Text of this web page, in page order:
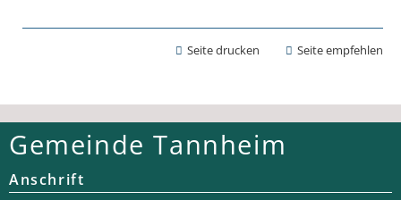
Seite drucken Seite empfehlen
Gemeinde Tannheim
Anschrift